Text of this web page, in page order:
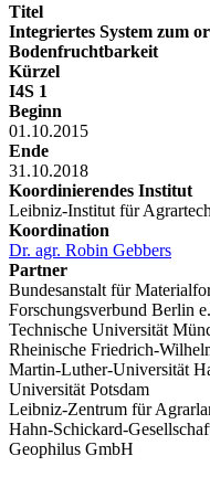
Titel
Integriertes System zum
Bodenfruchtbarkeit
Kürzel
I4S 1
Beginn
01.10.2015
Ende
31.10.2018
Koordinierendes Institut
Leibniz-Institut für
Koordination
Dr. agr. Robin Gebbers
Partner
Bundesanstalt für
Forschungsverbund Berlin
Technische Universität
Rheinische Friedrich-
Martin-Luther-Universität
Universität Potsdam
Leibniz-Zentrum für
Hahn-Schickard-
Geophilus GmbH